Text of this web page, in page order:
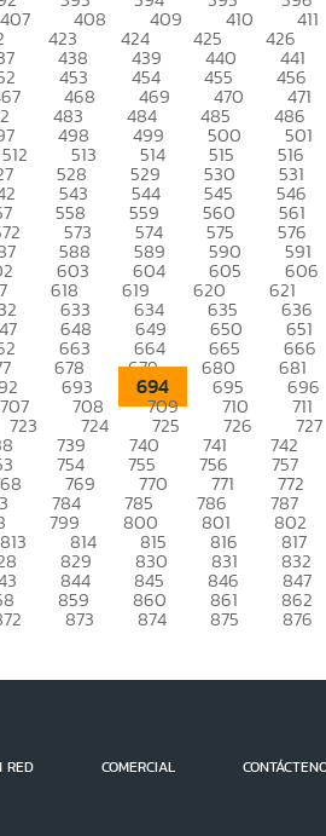
407 408 409 410 411
423 424 425 426
438 439 440 441
453 454 455 456
468 469 470 471
483 484 485 486
498 499 500 501
512 513 514 515 516
528 529 530 531
543 544 545 546
558 559 560 561
573 574 575 576
588 589 590 591
603 604 605 606
618 619 620 621
633 634 635 636
648 649 650 651
663 664 665 666
678 679 680 681
693 694 695 696
707 708 709 710 711
723 724 725 726 727
739 740 741 742
754 755 756 757
769 770 771 772
784 785 786 787
799 800 801 802
813 814 815 816 817
829 830 831 832
844 845 846 847
859 860 861 862
873 874 875 876
RED COMERCIAL